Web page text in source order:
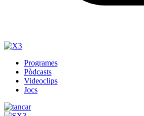
Programes
Pòdcasts
Videoclips
Jocs